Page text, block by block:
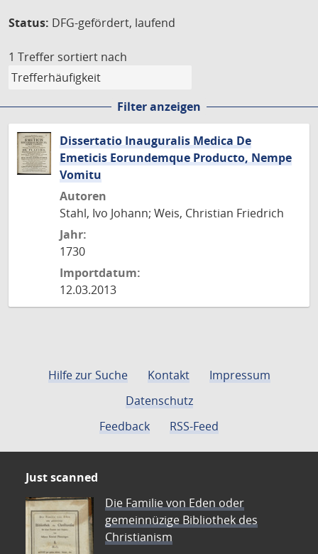
Status: DFG-gefördert, laufend
1 Treffer sortiert nach
Filter anzeigen
Dissertatio Inauguralis Medica De
Emeticis Eorundemque Producto, Nempe
Vomitu
Autoren
Stahl, Ivo Johann; Weis, Christian Friedrich
Jahr:
1730
Importdatum:
12.03.2013
Hilfe zur Suche Kontakt
Impressum
Datenschutz
Feedback
RSS-Feed
Just scanned
Die Familie von Eden oder
gemeinnüzige Bibliothek des
Christianism